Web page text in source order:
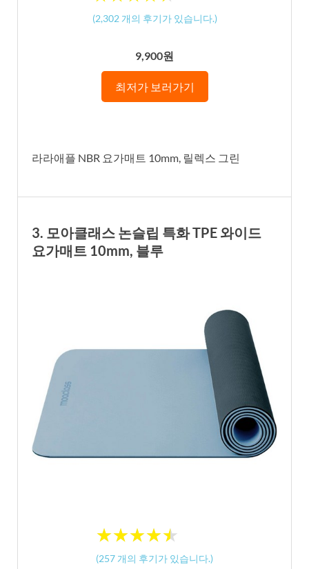
(2,302개의 후기가 있습니다.)
9,900원
최저가 보러가기
라라애플 NBR 요가매트 10mm, 릴렉스 그린
3. 모아클래스 논슬립 특화 TPE 와이드
요가매트 10mm, 블루
★★★★★
★★★★★
(257 개의 후기가 있습니다.)